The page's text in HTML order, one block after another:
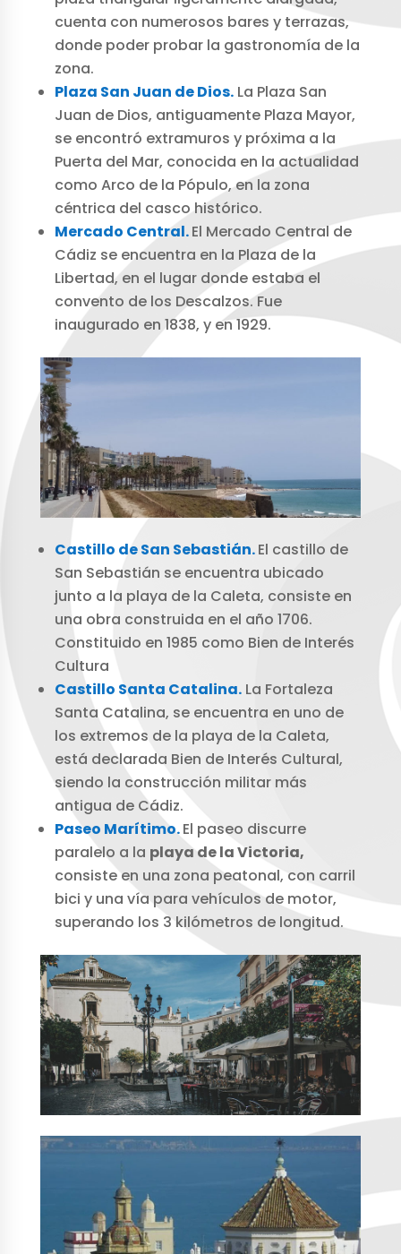
cuenta con numerosos bares y terrazas,
donde poder probar la gastronomía de la
zona.
Plaza San Juan de Dios.La Plaza San
Juan de Dios, antiguamente Plaza Mayor,
se encontró extramuros y próxima a la
Puerta del Mar, conocida en la actualidad
como Arco de la Pópulo, en la zona
céntrica del casco histórico.
Mercado Central.El Mercado Central de
Cádiz se encuentra en la Plaza de la
Libertad, en el lugar donde estaba el
convento de los Descalzos. Fue
inaugurado en 1838, y en 1929.
Castillo de San Sebastián.El castillo de
San Sebastián se encuentra ubicado
junto a la playa de la Caleta, consiste en
una obra construida en el año 1706.
Constituido en 1985 como Bien de Interés
Cultura
Castillo Santa Catalina.La Fortaleza
Santa Catalina, se encuentra en uno de
los extremos de la playa de la Caleta,
está declarada Bien de Interés Cultural,
siendo la construcción militar más
antigua de Cádiz.
Paseo Marítimo.El paseo discurre
paralelo a la playa de la Victoria,
consiste en una zona peatonal, con carril
bici y una vía para vehículos de motor,
superando los 3 kilómetros de longitud.